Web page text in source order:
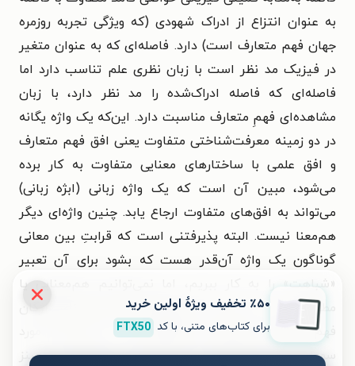
به عنوان انتزاع از ادراک شهودی (که ویژگی تجربه روزمره
جهان فهم متعارف است) دارد. فاصله‌ای که به عنوان متغیر
در فیزیک مد نظر است با زبان نظری علم تناسب دارد اما
فاصله‌ای که فاصله ادراک‌شده را مد نظر دارد، با زبان
مشاهده‌ای فهمِ متعارف مناسبت دارد. این‌که یک واژه یگانه
در دو زمینه معرفت‌شناختی متفاوت یعنی افق فهم متعارف
و افق علمی با ساختارهای معنایی متفاوت به کار برده
می‌شود، مبین آن است که یک واژه زبانی (ابژه زبانی)
می‌تواند به افق‌های متفاوت ارجاع یابد. چنین واژه‌ای دیگر
هم‌معنا نیست. البته پذیرفتنی است که قرابتِ بین معانی
گوناگون یک واژه آن‌قدر هست که بشود برای آن تعبیر
«شباهت» را به کار ببریم، اما نمی‌توانیم هم‌معنایی یا
مطابقت را به کار ببریم. در واقع ابهام درباره معنای واژگان
فهم متعارف سرچشمه ناسازه‌هایی است که اغلب مورد
سوءاستفاده علمی‌نویسان عامه، نظیر ژرژ گاموف و جینز
٪۵۰ تخفیف ویژۀ اولین خرید
برای کتاب‌های متنی، با کد FTX50